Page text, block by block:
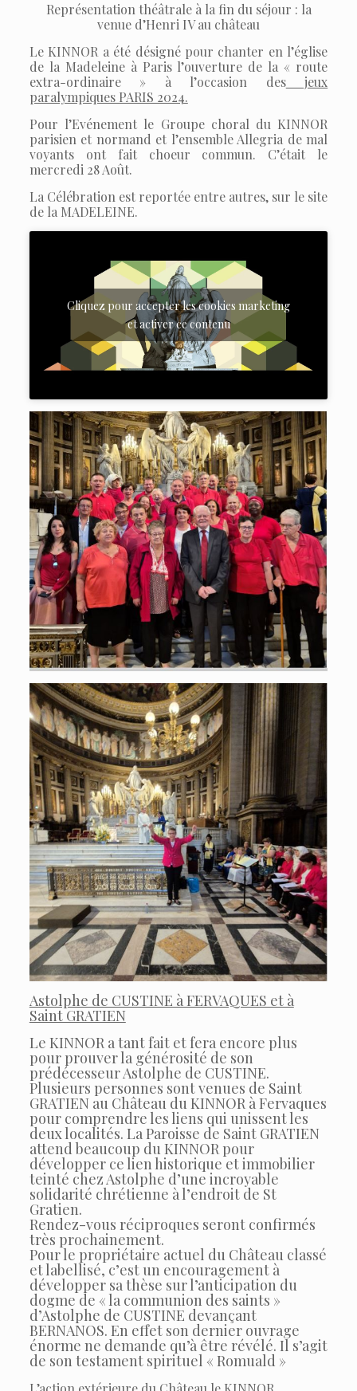
Représentation théâtrale à la fin du séjour : la
venue d’Henri IV au château
Le KINNOR a été désigné pour chanter en l’église
de la Madeleine à Paris l’ouverture de la « route
extra-ordinaire » à l’occasion desjeux
paralympiques PARIS 2024.
Pour l’Evénement le Groupe choral du KINNOR
parisien et normand et l’ensemble Allegria de mal
voyants ont fait choeur commun. C’était le
mercredi 28 Août.
La Célébration est reportée entre autres, sur le site
de la MADELEINE.
Cliquez pour accepter les cookies marketing
et activer ce contenu
Astolphe de CUSTINE à FERVAQUES et à
Saint GRATIEN
Le KINNOR a tant fait et fera encore plus
pour prouver la générosité de son
prédécesseur Astolphe de CUSTINE.
Plusieurs personnes sont venues de Saint
GRATIEN au Château du KINNOR à Fervaques
pour comprendre les liens qui unissent les
deux localités. La Paroisse de Saint GRATIEN
attend beaucoup du KINNOR pour
développer ce lien historique et immobilier
teinté chez Astolphe d’une incroyable
solidarité chrétienne à l’endroit de St
Gratien.
Rendez-vous réciproques seront confirmés
très prochainement.
Pour le propriétaire actuel du Château classé
et labellisé, c’est un encouragement à
développer sa thèse sur l’anticipation du
dogme de « la communion des saints »
d’Astolphe de CUSTINE devançant
BERNANOS. En effet son dernier ouvrage
énorme ne demande qu’à être révélé. Il s’agit
de son testament spirituel « Romuald »